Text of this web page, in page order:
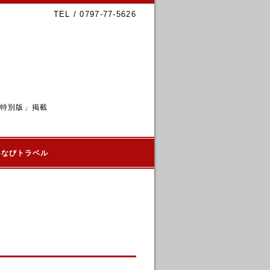
TEL / 0797-77-5626
別版」掲載
びトラベル